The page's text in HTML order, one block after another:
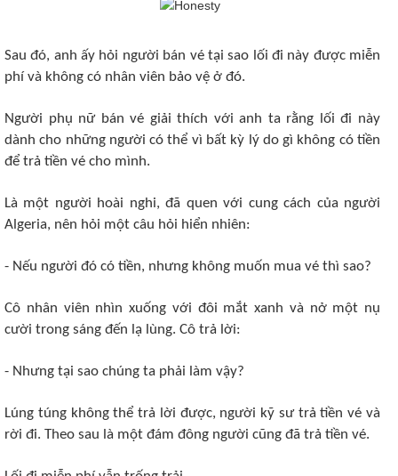
Sau đó, anh ấy hỏi người bán vé tại sao lối đi này được miễn
phí và không có nhân viên bảo vệ ở đó.
Người phụ nữ bán vé giải thích với anh ta rằng lối đi này
dành cho những người có thể vì bất kỳ lý do gì không có tiền
để trả tiền vé cho mình.
Là một người hoài nghi, đã quen với cung cách của người
Algeria, nên hỏi một câu hỏi hiển nhiên:
- Nếu người đó có tiền, nhưng không muốn mua vé thì sao?
Cô nhân viên nhìn xuống với đôi mắt xanh và nở một nụ
cười trong sáng đến lạ lùng. Cô trả lời:
- Nhưng tại sao chúng ta phải làm vậy?
Lúng túng không thể trả lời được, người kỹ sư trả tiền vé và
rời đi. Theo sau là một đám đông người cũng đã trả tiền vé.